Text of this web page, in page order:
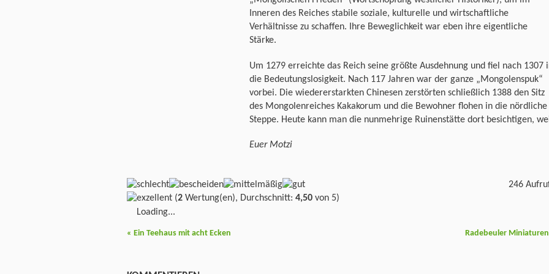
Inneren des Reiches stabile soziale, kulturelle und wirtschaftliche
Verhältnisse zu schaffen. Ihre Beweglichkeit war eben ihre eigentliche
Stärke.
Um 1279 erreichte das Reich seine größte Ausdehnung und fiel nach 1307
die Bedeutungslosigkeit. Nach 117 Jahren war der ganze „Mongolenspuk“
vorbei. Die wiedererstarkten Chinesen zerstörten schließlich 1388 den Sitz
des Mongolenreiches Kakakorum und die Bewohner flohen in die nördliche
Steppe. Heute kann man die nunmehrige Ruinenstätte dort besichtigen,
Euer Motzi
(2 Wertung(en), Durchschnitt: 4,50 von 5)
Loading...
246
« Ein Teehaus mit acht Ecken Radebeuler Miniaturen